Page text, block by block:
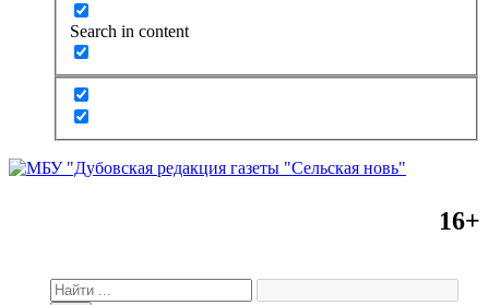
Search in content
16+